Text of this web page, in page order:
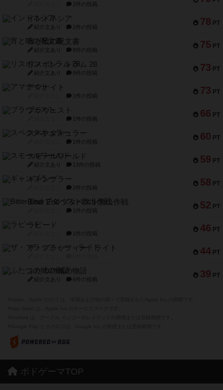
2件の投稿
78 PT
インドネシア
紹介文あり 2件の投稿
75 PT
宵と暁の呪文書
紹介文あり 8件の投稿
73 PT
リスボン・トラム 28
紹介文あり 9件の投稿
73 PT
アマナイト
1件の投稿
66 PT
ブラヴェスト
1件の投稿
60 PT
スペクタキュラー
1件の投稿
59 PT
スモールワールド
紹介文あり 13件の投稿
58 PT
ギャンブラー
2件の投稿
52 PT
Bitter End ブタペスト救出作戦
1件の投稿
46 PT
ラピード
1件の投稿
44 PT
ザ・フラッフィー・ライト
39 PT
ふたつの城の物語
紹介文あり 6件の投稿
ボドゲーマTOP